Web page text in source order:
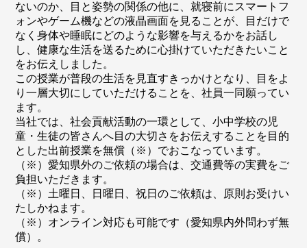
ないのか、目と姿勢の関係の他に、就寝前にスマートフ
ォンやゲーム機などの液晶画面を見ることが、目だけで
なく身体や睡眠にどのような影響を与えるかをお話し
し、健康な生活を送るために心掛けていただきたいこと
をお伝えしました。
この授業が普段の生活を見直すきっかけとなり、目をよ
り一層大切にしていただけることを、社員一同願ってい
ます。
当社では、社会貢献活動の一環として、小中学校の児
童・生徒の皆さんへ目の大切さをお伝えすることを目的
とした出前授業を無償（※）でおこなっています。
（※）愛知県外のご依頼の場合は、交通費等の実費をご
負担いただきます。
（※）土曜日、日曜日、祝日のご依頼は、原則お受けい
たしかねます。
（※）オンライン対応も可能です（愛知県内外問わず無
償）。